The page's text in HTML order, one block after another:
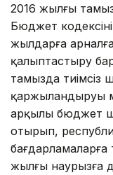
2016 жылғы
Бюджет
жылдарға
қалыптастыру
тамызда
қаржыландыруы
арқылы бюджет
отырып,
бағдарламаларға
жылғы наурызға